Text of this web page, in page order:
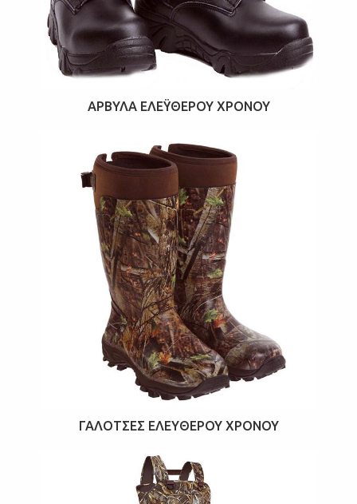
ΆΡΒΥΛΑ ΕΛΈΥΘΕΡΟΥ ΧΡΌΝΟΥ
ΓΑΛΌΤΣΕΣ ΕΛΕΎΘΕΡΟΥ ΧΡΌΝΟΥ